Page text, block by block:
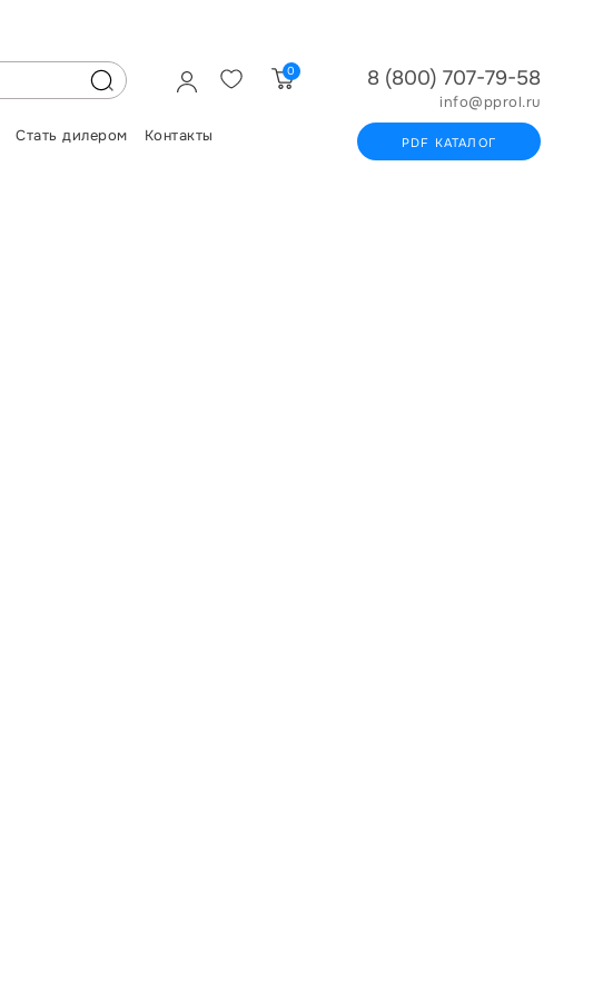
0
Стать дилером Контакты
8 (800) 707-79-58
info@pprol.ru
PDF КАТАЛОГ